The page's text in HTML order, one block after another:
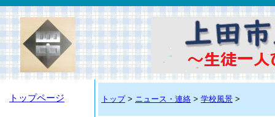
トップページ トップ> ニュース・連絡 > 学校風景 >